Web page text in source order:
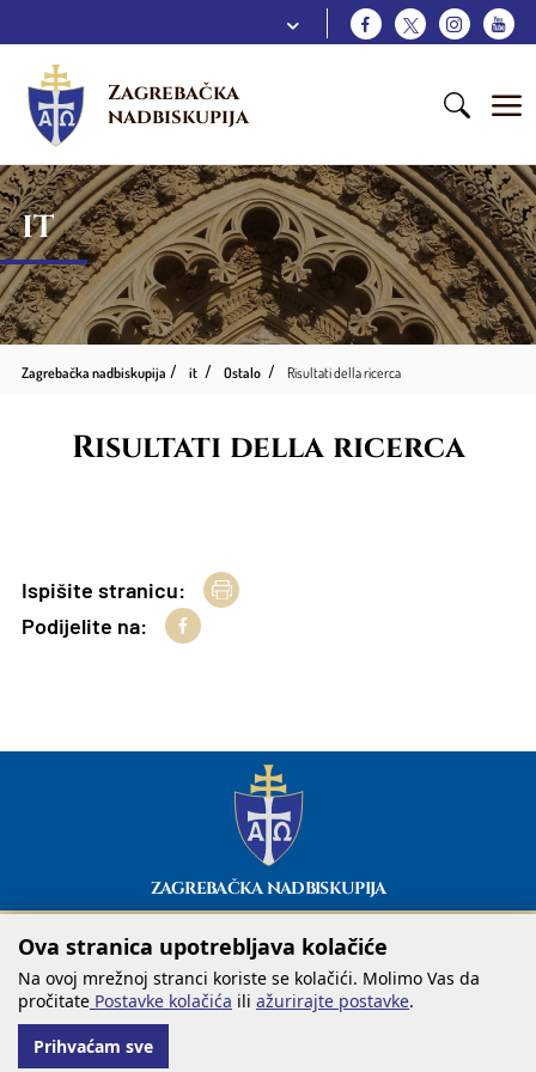
Zagrebačka
nadbiskupija
IT
Zagrebačka nadbiskupija it Ostalo Risultati della ricerca
Risultati della ricerca
Ispišite stranicu:
Podijelite na:
ZAGREBAČKA NADBISKUPIJA
Ova stranica upotrebljava kolačiće
Na ovoj mrežnoj stranci koriste se kolačići. Molimo Vas da
pročitate Postavke kolačića ili ažurirajte postavke.
Prihvaćam sve